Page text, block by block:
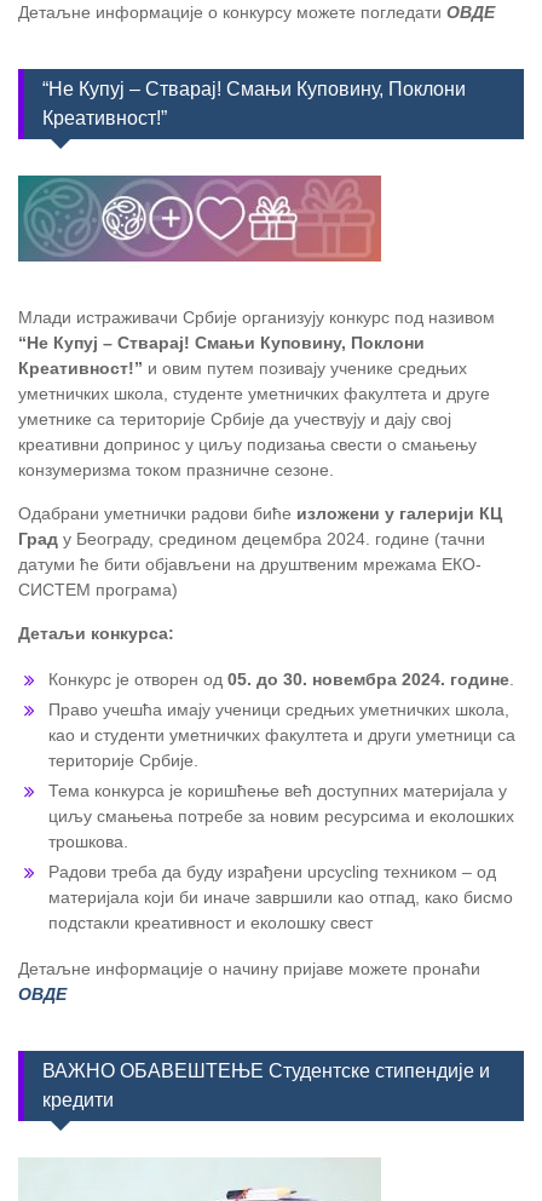
Детаљне информације о конкурсу можете погледати ОВДЕ
“Не Купуј – Стварај! Смањи Куповину, Поклони
Креативност!”
Млади истраживачи Србије организују конкурс под називом
“Не Купуј – Стварај! Смањи Куповину, Поклони
Креативност!” и овим путем позивају ученике средњих
уметничких школа, студенте уметничких факултета и друге
уметнике са територије Србије да учествују и дају свој
креативни допринос у циљу подизања свести о смањењу
конзумеризма током празничне сезоне.
Одабрани уметнички радови биће изложени у галерији КЦ
Град у Београду, средином децембра 2024. године (тачни
датуми ће бити објављени на друштвеним мрежама ЕКО-
СИСТЕМ програма)
Детаљи конкурса:
Конкурс је отворен од 05. до 30. новембра 2024. године.
Право учешћа имају ученици средњих уметничких школа,
као и студенти уметничких факултета и други уметници са
територије Србије.
Тема конкурса је коришћење већ доступних материјала у
циљу смањења потребе за новим ресурсима и еколошких
трошкова.
Радови треба да буду израђени upcycling техником – од
материјала који би иначе завршили као отпад, како бисмо
подстакли креативност и еколошку свест
Детаљне информације о начину пријаве можете пронаћи
ОВДЕ
ВАЖНО ОБАВЕШТЕЊЕ Студентске стипендије и
кредити